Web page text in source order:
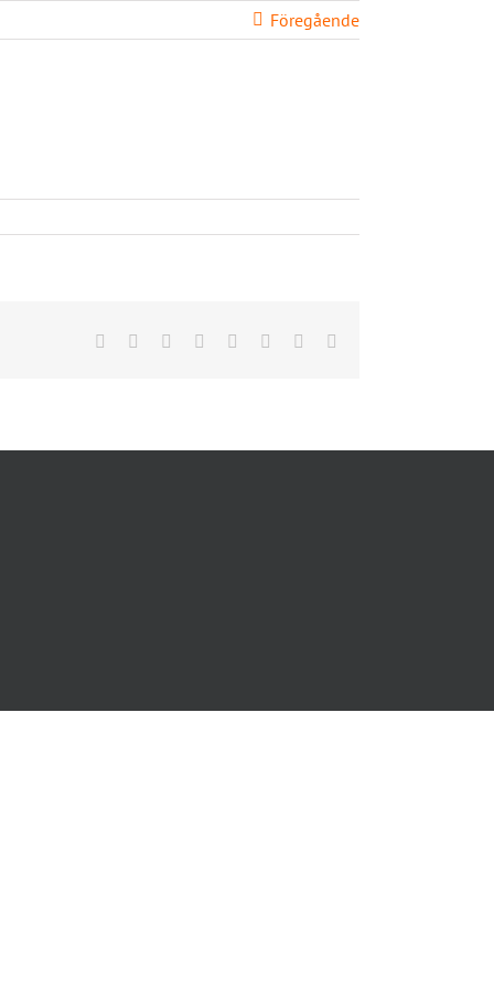
MEDLEM SKOLOR LOGIN KONTAKT
Föregående
Facebook Reddit LinkedIn
TumblrPinterest